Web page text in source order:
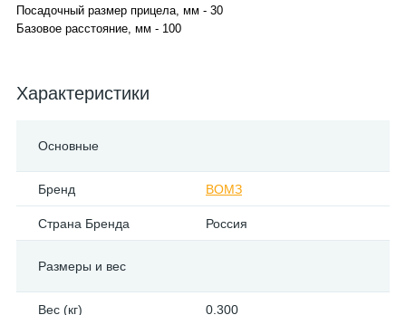
Посадочный размер прицела, мм - 30
Базовое расстояние, мм - 100
Характеристики
Основные
Бренд ВОМЗ
Страна Бренда Россия
Размеры и вес
Вес (кг) 0.300